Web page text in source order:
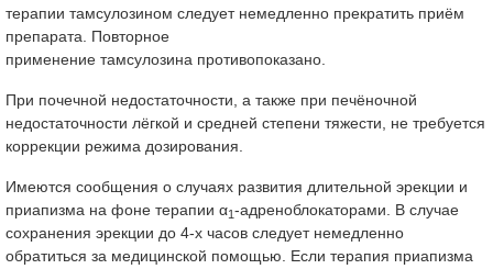
терапии тамсулозином следует немедленно прекратить приём
препарата. Повторное
применение тамсулозина противопоказано.
При почечной недостаточности, а также при печёночной
недостаточности лёгкой и средней степени тяжести, не требуется
коррекции режима дозирования.
Имеются сообщения о случаях развития длительной эрекции и
приапизма на фоне терапии α1-адреноблокаторами. В случае
сохранения эрекции до 4-х часов следует немедленно
обратиться за медицинской помощью. Если терапия приапизма